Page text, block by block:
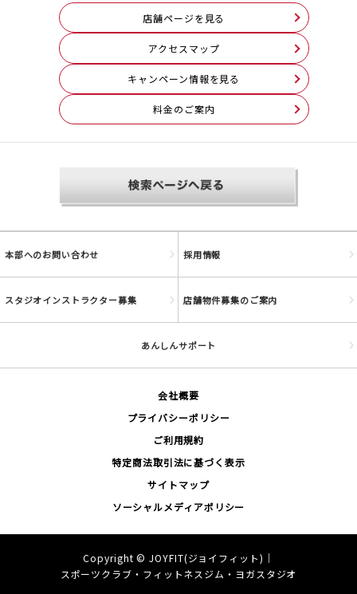
店舗ページを見る
アクセスマップ
キャンペーン情報を見る
料⾦のご案内
本部へのお問い合わせ 採用情報
スタジオインストラクター募集 店舗物件募集のご案内
あんしんサポート
会社概要
プライバシーポリシー
ご利用規約
特定商法取引法に基づく表示
サイトマップ
ソーシャルメディアポリシー
Copyright ©JOYFIT(ジョイフィット)｜
スポーツクラブ・フィットネスジム・ヨガスタジオ